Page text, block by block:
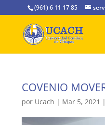
(961) 6 11 17 85
COVENIO
por Ucach | Mar 5, 2021 |